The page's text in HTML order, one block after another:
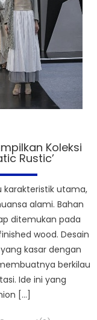
Koleksi
Rustic’
karakteristik utama,
alami. Bahan
ditemukan pada
wood. Desain
kasar dengan
berkilau
Ide ini yang
[…]